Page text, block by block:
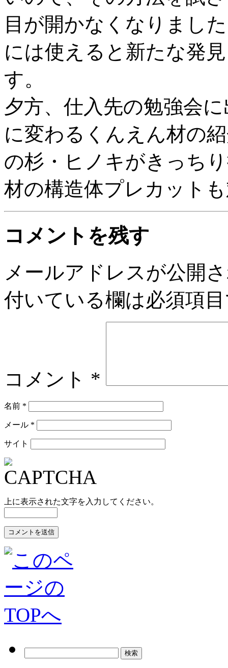
目が開かなくなりまし
には使えると新たな発
す。
夕方、仕入先の勉強会
に変わるくんえん材の
の杉・ヒノキがきっち
材の構造体プレカット
コメントを残す
メールアドレスが公開
付いている欄は必須項
コメント *
名前 *
メール *
サイト
上に表示された文字を入力してください。